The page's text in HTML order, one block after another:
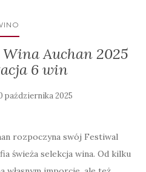
Auchan 2025
6 win
października 2025
rozpoczyna swój Festiwal
świeża selekcja wina. Od kilku